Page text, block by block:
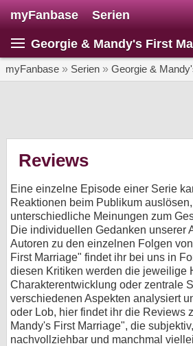
myFanbase Serien
Georgie & Mandy's First
myFanbase » Serien » Georgie &
Reviews
Eine einzelne Episode einer Serie
Reaktionen beim Publikum
unterschiedliche Meinungen zum
Die individuellen Gedanken unserer
Autoren zu den einzelnen Folgen
First Marriage" findet ihr bei uns in
diesen Kritiken werden die jeweilige
Charakterentwicklung oder zentrale
verschiedenen Aspekten analysiert
oder Lob, hier findet ihr die Reviews
Mandy's First Marriage", die
nachvollziehbar und manchmal
Home
SERIEN
KULTUR
Specials
SERVICE
Forum
bei X